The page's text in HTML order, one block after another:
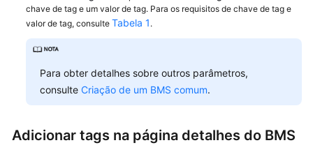
Recursos
Tags
chave de tag e um valor de tag. Para os requisitos de chave de tag e
valor de tag, consulte Tabela 1 .
Para obter detalhes sobre outros parâmetros,
consulte Criação de um BMS comum.
Adicionar tags na página detalhes do BMS